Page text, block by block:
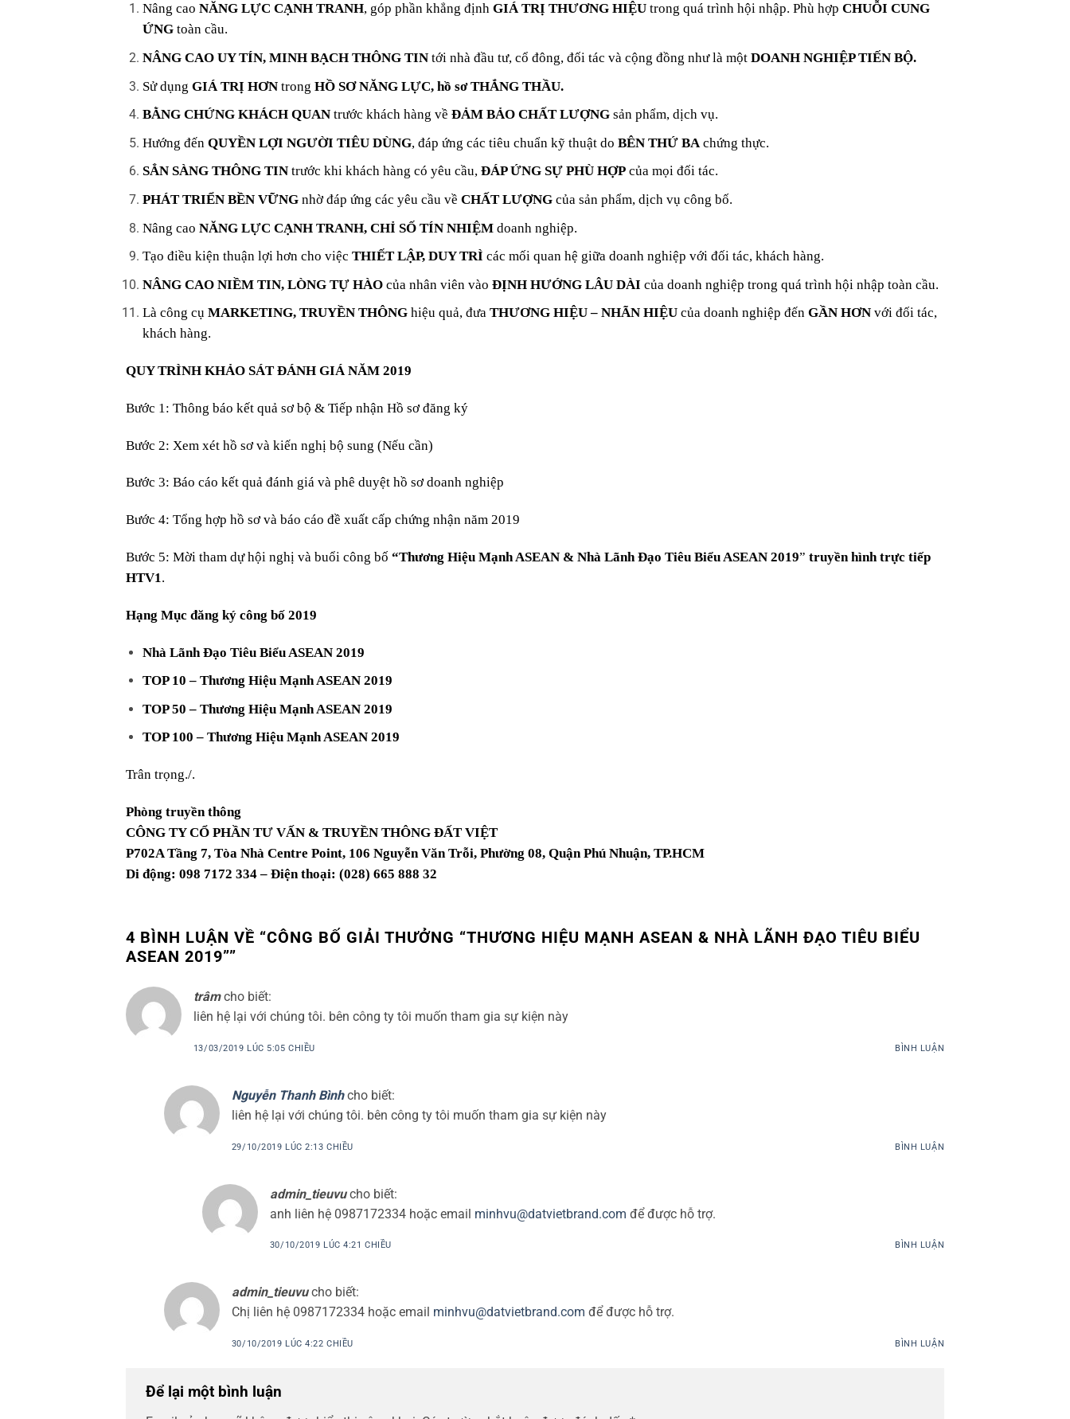
Nâng cao NĂNG LỰC CẠNH TRANH, góp phần khẳng định GIÁ TRỊ THƯƠNG HIỆUtrong quá trình hội nhập. Phù hợp CHUỖI CUNG
ỨNGtoàn cầu.
NÂNG CAO UY TÍN, MINH BẠCH THÔNG TIN tới nhà đầu tư, cổ đông, đối tác và cộng đồng như là một DOANH NGHIỆP TIẾN BỘ.
Sử dụng GIÁ TRỊ HƠN trong HỒ SƠ NĂNG LỰC, hồ sơ THẮNG THẦU.
BẰNG CHỨNG KHÁCH QUANtrước khách hàng về ĐẢM BẢO CHẤT LƯỢNG sản phẩm, dịch vụ.
Hướng đến QUYỀN LỢI NGƯỜI TIÊU DÙNG, đáp ứng các tiêu chuẩn kỹ thuật do BÊN THỨ BA chứng thực.
SẲN SÀNG THÔNG TINtrước khi khách hàng có yêu cầu, ĐÁP ỨNG SỰ PHÙ HỢPcủa mọi đối tác.
PHÁT TRIỂN BỀN VỮNGnhờ đáp ứng các yêu cầu về CHẤT LƯỢNGcủa sản phẩm, dịch vụ công bố.
Nâng cao NĂNG LỰC CẠNH TRANH, CHỈ SỐ TÍN NHIỆMdoanh nghiệp.
Tạo điều kiện thuận lợi hơn cho việc THIẾT LẬP, DUY TRÌ các mối quan hệ giữa doanh nghiệp với đối tác, khách hàng.
NÂNG CAO NIỀM TIN, LÒNG TỰ HÀOcủa nhân viên vào ĐỊNH HƯỚNG LÂU DÀI của doanh nghiệp trong quá trình hội nhập toàn cầu.
Là công cụ MARKETING, TRUYỀN THÔNG hiệu quả, đưa THƯƠNG HIỆU – NHÃN HIỆUcủa doanh nghiệp đến GẦN HƠNvới đối tác,
khách hàng.
QUY TRÌNH KHẢO SÁT ĐÁNH GIÁ NĂM 2019
Bước 1: Thông báo kết quả sơ bộ & Tiếp nhận Hồ sơ đăng ký
Bước 2: Xem xét hồ sơ và kiến nghị bộ sung (Nếu cần)
Bước 3: Báo cáo kết quả đánh giá và phê duyệt hồ sơ doanh nghiệp
Bước 4: Tổng hợp hồ sơ và báo cáo đề xuất cấp chứng nhận năm 2019
Bước 5: Mời tham dự hội nghị và buổi công bố “Thương Hiệu Mạnh ASEAN & Nhà Lãnh Đạo Tiêu Biểu ASEAN 2019” truyền hình trực tiếp
HTV1.
Hạng Mục đăng ký công bố 2019
Nhà Lãnh Đạo Tiêu Biểu ASEAN 2019
TOP 10 – Thương Hiệu Mạnh ASEAN 2019
TOP 50 – Thương Hiệu Mạnh ASEAN 2019
TOP 100 – Thương Hiệu Mạnh ASEAN 2019
Trân trọng./.
Phòng truyền thông
CÔNG TY CỔ PHẦN TƯ VẤN & TRUYỀN THÔNG ĐẤT VIỆT
P702A Tầng 7, Tòa Nhà Centre Point, 106 Nguyễn Văn Trỗi, Phường 08, Quận Phú Nhuận, TP.HCM
Di động: 098 7172 334 – Điện thoại: (028) 665 888 32
4 BÌNH LUẬN VỀ “CÔNG BỐ GIẢI THƯỞNG “THƯƠNG HIỆU MẠNH ASEAN & NHÀ LÃNH ĐẠO TIÊU BIỂU
ASEAN 2019””
trâm cho biết:
liên hệ lại với chúng tôi. bên công ty tôi muốn tham gia sự kiện này
13/03/2019 LÚC 5:05 CHIỀU BÌNH LUẬN
Nguyễn Thanh Bình cho biết:
liên hệ lại với chúng tôi. bên công ty tôi muốn tham gia sự kiện này
29/10/2019 LÚC 2:13 CHIỀU BÌNH LUẬN
admin_tieuvu cho biết:
anh liên hệ 0987172334 hoặc email minhvu@datvietbrand.com để được hỗ trợ.
30/10/2019 LÚC 4:21 CHIỀU BÌNH LUẬN
admin_tieuvu cho biết:
Chị liên hệ 0987172334 hoặc email minhvu@datvietbrand.com để được hỗ trợ.
30/10/2019 LÚC 4:22 CHIỀU BÌNH LUẬN
Để lại một bình luận